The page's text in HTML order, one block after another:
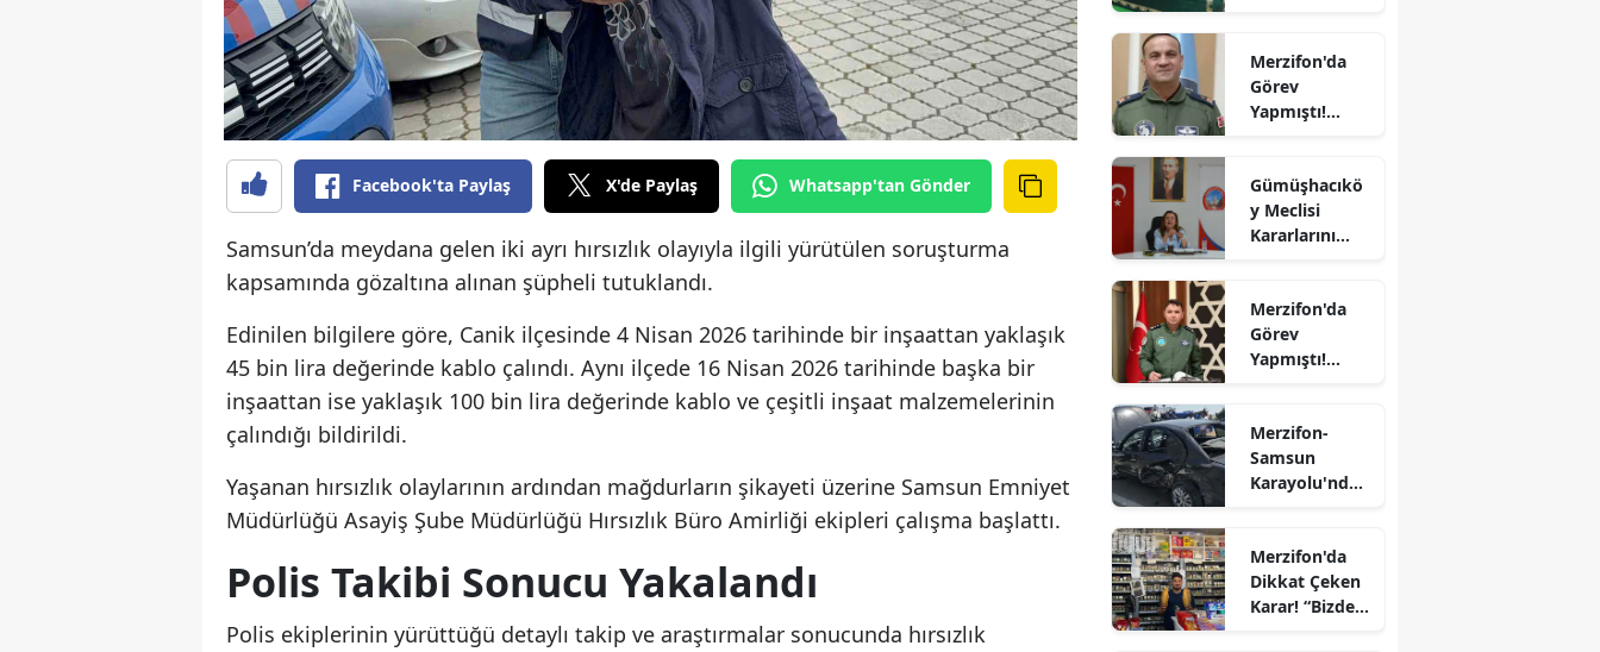
Çankırı
Çorum
Diyarbakır
Elazığ
Erzincan
Eskişehir
Giresun
Gümüşhane
Facebook'ta Paylaş X'de Paylaş Whatsapp'tan Gönder
Samsun’da meydana gelen iki ayrı hırsızlık olayıyla ilgili yürütülen soruşturma
kapsamında gözaltına alınan şüpheli tutuklandı.
Edinilen bilgilere göre, Canik ilçesinde 4 Nisan 2026 tarihinde bir inşaattan yaklaşık
45 bin lira değerinde kablo çalındı. Aynı ilçede 16 Nisan 2026 tarihinde başka bir
inşaattan ise yaklaşık 100 bin lira değerinde kablo ve çeşitli inşaat malzemelerinin
çalındığı bildirildi.
Yaşanan hırsızlık olaylarının ardından mağdurların şikayeti üzerine Samsun Emniyet
Müdürlüğü Asayiş Şube Müdürlüğü Hırsızlık Büro Amirliği ekipleri çalışma başlattı.
Polis Takibi Sonucu Yakalandı
Polis ekiplerinin yürüttüğü detaylı takip ve araştırmalar sonucunda hırsızlık
Son
Yolculuğuna
Uğurlandı
Merzifon'da
Görev
Yapmıştı!
Hava
Kuvvetleri
Komutanı
Gümüşhacıkö
y Meclisi
Kararlarını
Merzifon'da
Görev
Yapmıştı!
Emekliliğe
Sevk Edildi
Merzifon-
Samsun
Karayolu'nda
Çarpıştı
Merzifon'da
Dikkat Çeken
Karar! “Bizde